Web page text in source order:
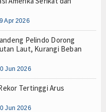
Publik
Ilegal
Jakut Perpanjang Kerja Sama
dari China Diselundupkan
Nyawa
Ekspor
Apr 2026
Pelindo Dorong
Laut, Kurangi Beban
Jun 2026
Tertinggi Arus
Jun 2026